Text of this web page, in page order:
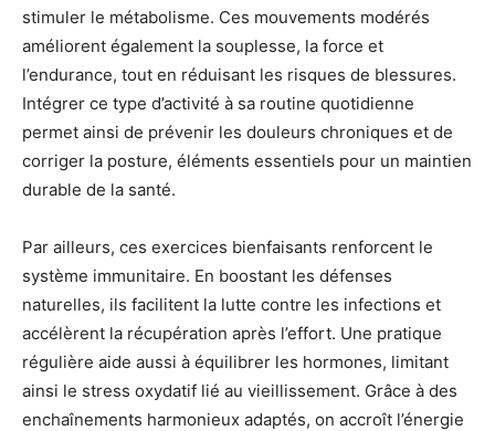
stimuler le métabolisme. Ces mouvements modérés
améliorent également la souplesse, la force et
l’endurance, tout en réduisant les risques de blessures.
Intégrer ce type d’activité à sa routine quotidienne
permet ainsi de prévenir les douleurs chroniques et de
corriger la posture, éléments essentiels pour un maintien
durable de la santé.
Par ailleurs, ces exercices bienfaisants renforcent le
système immunitaire. En boostant les défenses
naturelles, ils facilitent la lutte contre les infections et
accélèrent la récupération après l’effort. Une pratique
régulière aide aussi à équilibrer les hormones, limitant
ainsi le stress oxydatif lié au vieillissement. Grâce à des
enchaînements harmonieux adaptés, on accroît l’énergie